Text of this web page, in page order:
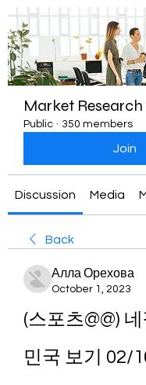
Market Research
Public · 350 members
Join
Discussion Media
Back
Алла Орехова
October 1, 2023
(스포츠@@)
민국 보기 02/